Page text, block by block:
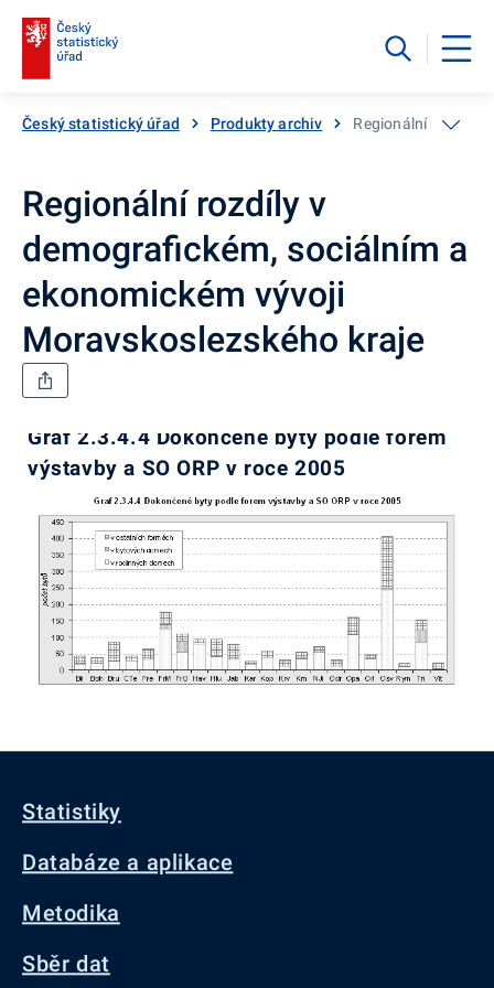
Český statistický úřad Produkty archiv Regionální rozdíly
Regionální rozdíly v
demografickém, sociálním a
ekonomickém vývoji
Moravskoslezského kraje
Graf 2.3.4.4 Dokončené byty podle forem
výstavby a SO ORP v roce 2005
Statistiky
Databáze a aplikace
Metodika
Sběr dat